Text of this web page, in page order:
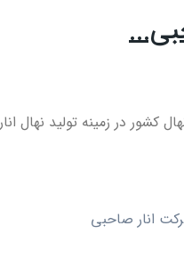
کشور در زمینه تولید نهال
انار صاحبی